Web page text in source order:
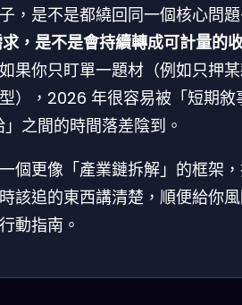
，是不是都繞回同一個核心問
，是不是會持續轉成可計量的
如果你只盯單一題材（例如只押
），2026 年很容易被「短期敘
之間的時間落差陰到。
個更像「產業鏈拆解」的框架
該追的東西講清楚，順便給你
動指南。